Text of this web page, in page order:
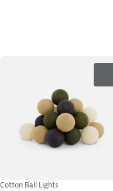
Cotton Ball Lights